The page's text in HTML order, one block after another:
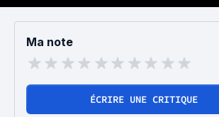
Ma note
ÉCRIRE UNE CRITIQUE